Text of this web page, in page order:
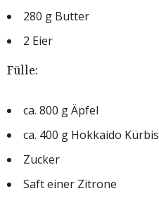
280 g Butter
2 Eier
Fülle:
ca. 800 g Äpfel
ca. 400 g Hokkaido Kürbis
Zucker
Saft einer Zitrone